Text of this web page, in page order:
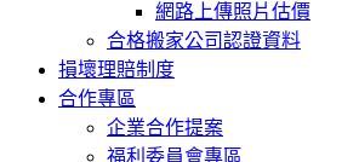
網路上傳照片估價
合格搬家公司認證資料
損壞理賠制度
合作專區
企業合作提案
福利委員會專區